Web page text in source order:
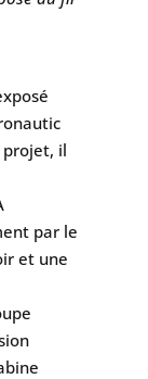
projet, il
par le
et une